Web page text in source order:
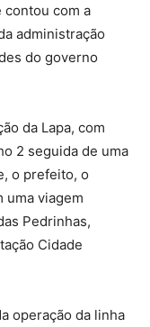
com a
administração
do governo
da Lapa, com
2 seguida de uma
o prefeito, o
uma viagem
Pedrinhas,
Cidade
operação da linha